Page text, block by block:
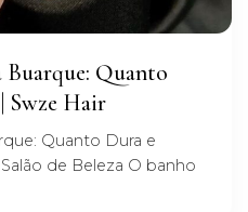
Quanto
Swze Hair
Quanto Dura e
de Beleza O banho